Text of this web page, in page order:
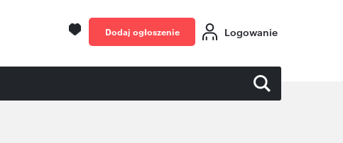
Dodaj ogłoszenie Logowanie